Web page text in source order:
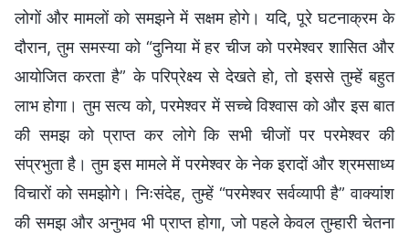
लोगों और मामलों को समझने में सक्षम होगे। यदि, पूरे घटनाक्रम के
दौरान, तुम समस्या को “दुनिया में हर चीज को परमेश्वर शासित और
आयोजित करता है” के परिप्रेक्ष्य से देखते हो, तो इससे तुम्हें बहुत
लाभ होगा। तुम सत्य को, परमेश्वर में सच्चे विश्वास को और इस बात
की समझ को प्राप्त कर लोगे कि सभी चीजों पर परमेश्वर की
संप्रभुता है। तुम इस मामले में परमेश्वर के नेक इरादों और श्रमसाध्य
विचारों को समझोगे। निःसंदेह, तुम्हें “परमेश्वर सर्वव्यापी है” वाक्यांश
की समझ और अनुभव भी प्राप्त होगा, जो पहले केवल तुम्हारी चेतना